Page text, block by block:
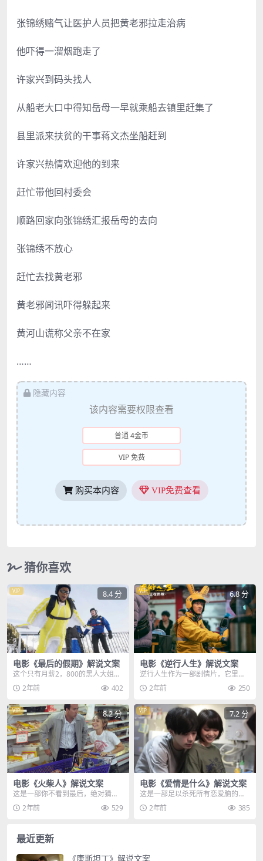
张锦绣赌气让医护人员把黄老邪拉走治病
他吓得一溜烟跑走了
许家兴到码头找人
从船老大口中得知岳母一早就乘船去镇里赶集了
县里派来扶贫的干事蒋文杰坐船赶到
许家兴热情欢迎他的到来
赶忙带他回村委会
顺路回家向张锦绣汇报岳母的去向
张锦绣不放心
赶忙去找黄老邪
黄老邪闻讯吓得躲起来
黄河山谎称父亲不在家
……
隐藏内容
该内容需要权限查看
普通 4金币
VIP 免费
购买本内容 VIP免费查看
猜你喜欢
VIP 8.4 分
电影《最后的假期》解说文案
这个只有月薪2，800的黑人大姐，
决定做一件大胆的事，开除他的老
板，他先是来到银...
2年前 402
VIP 6.8 分
电影《逆行人生》解说文案
逆行人生作为一部剧情片，它里边
倒是还真有不少的笑点包袱，尤其
是主角那张脸，往出一...
2年前 250
VIP 8.2 分
电影《火柴人》解说文案
这是一部你不看到最后，绝对猜不
到结局的电影，火柴人豆瓣评分8
2，一部人性与骗术的...
2年前 529
VIP 7.2 分
电影《爱情是什么》解说文案
这是一部足以杀死所有恋爱脑的电
影，女孩是一个彻头彻尾的恋爱
脑，仅是因为这个男人的...
2年前 385
最近更新
《康斯坦丁》解说文案